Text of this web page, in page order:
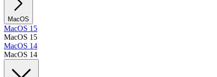
MacOS
MacOS 15
MacOS 15
MacOS 14
MacOS 14